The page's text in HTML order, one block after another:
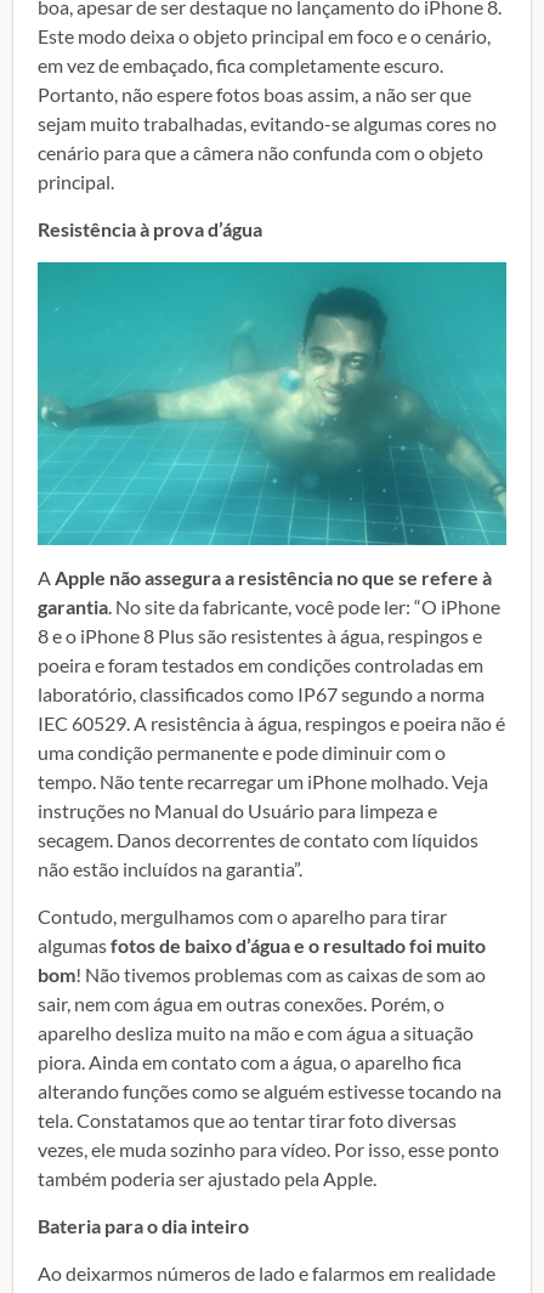
boa, apesar de ser destaque no lançamento do iPhone 8.
Este modo deixa o objeto principal em foco e o cenário,
em vez de embaçado, fica completamente escuro.
Portanto, não espere fotos boas assim, a não ser que
sejam muito trabalhadas, evitando-se algumas cores no
cenário para que a câmera não confunda com o objeto
principal.
Resistência à prova d’água
AApple não assegura a resistência no que se refere à
garantia. No site da fabricante, você pode ler: “O iPhone
8 e o iPhone 8 Plus são resistentes à água, respingos e
poeira e foram testados em condições controladas em
laboratório, classificados como IP67 segundo a norma
IEC 60529. A resistência à água, respingos e poeira não é
uma condição permanente e pode diminuir com o
tempo. Não tente recarregar um iPhone molhado. Veja
instruções no Manual do Usuário para limpeza e
secagem. Danos decorrentes de contato com líquidos
não estão incluídos na garantia”.
Contudo, mergulhamos com o aparelho para tirar
algumasfotos de baixo d’água e o resultado foi muito
bom! Não tivemos problemas com as caixas de som ao
sair, nem com água em outras conexões. Porém, o
aparelho desliza muito na mão e com água a situação
piora. Ainda em contato com a água, o aparelho fica
alterando funções como se alguém estivesse tocando na
tela. Constatamos que ao tentar tirar foto diversas
vezes, ele muda sozinho para vídeo. Por isso, esse ponto
também poderia ser ajustado pela Apple.
Bateria para o dia inteiro
Ao deixarmos números de lado e falarmos em realidade